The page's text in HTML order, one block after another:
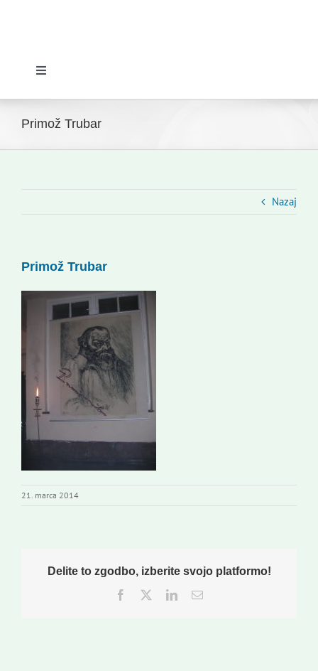
Toggle
Novice
Kontakti
Novi odmev – naše glasilo
Založništvo
Koristne informacije
Primož Trubar
Nazaj
Primož Trubar
21. marca 2014
Delite to zgodbo, izberite svojo platformo!
Facebook
TwitterLinkedInEmail